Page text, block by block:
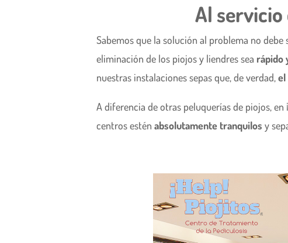
Al
Sabemos que la solución al problema no
eliminación de los piojos y liendres sea rápido
nuestras instalaciones sepas que, de verdad,el
A diferencia de otras peluquerías de piojos,
centros esténabsolutamente tranquilos y